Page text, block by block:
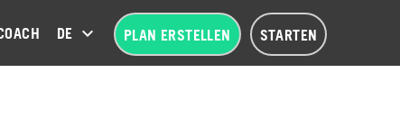
DEUTSCH (DE)PLAN ERSTELLEN STARTEN